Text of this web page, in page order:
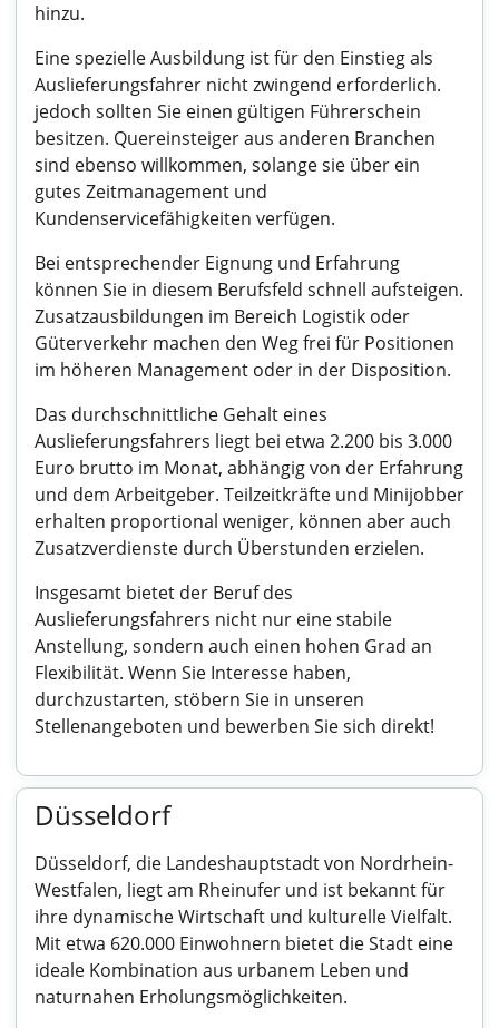
hinzu.
Eine spezielle Ausbildung ist für den Einstieg als
Auslieferungsfahrer nicht zwingend erforderlich.
jedoch sollten Sie einen gültigen Führerschein
besitzen. Quereinsteiger aus anderen Branchen
sind ebenso willkommen, solange sie über ein
gutes Zeitmanagement und
Kundenservicefähigkeiten verfügen.
Bei entsprechender Eignung und Erfahrung
können Sie in diesem Berufsfeld schnell aufsteigen.
Zusatzausbildungen im Bereich Logistik oder
Güterverkehr machen den Weg frei für Positionen
im höheren Management oder in der Disposition.
Das durchschnittliche Gehalt eines
Auslieferungsfahrers liegt bei etwa 2.200 bis 3.000
Euro brutto im Monat, abhängig von der Erfahrung
und dem Arbeitgeber. Teilzeitkräfte und Minijobber
erhalten proportional weniger, können aber auch
Zusatzverdienste durch Überstunden erzielen.
Insgesamt bietet der Beruf des
Auslieferungsfahrers nicht nur eine stabile
Anstellung, sondern auch einen hohen Grad an
Flexibilität. Wenn Sie Interesse haben,
durchzustarten, stöbern Sie in unseren
Stellenangeboten und bewerben Sie sich direkt!
Düsseldorf
Düsseldorf, die Landeshauptstadt von Nordrhein-
Westfalen, liegt am Rheinufer und ist bekannt für
ihre dynamische Wirtschaft und kulturelle Vielfalt.
Mit etwa 620.000 Einwohnern bietet die Stadt eine
ideale Kombination aus urbanem Leben und
naturnahen Erholungsmöglichkeiten.